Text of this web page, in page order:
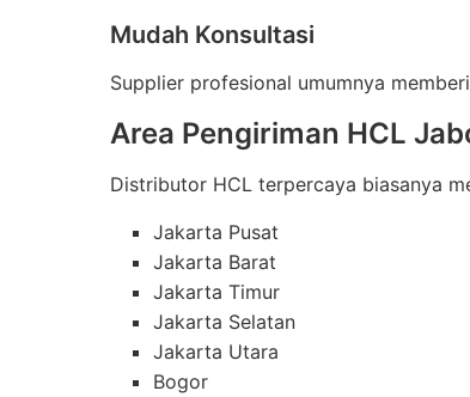
Mudah Konsultasi
Supplier profesional umumnya
Area Pengiriman HCL
Distributor HCL terpercaya biasanya
Jakarta Pusat
Jakarta Barat
Jakarta Timur
Jakarta Selatan
Jakarta Utara
Bogor